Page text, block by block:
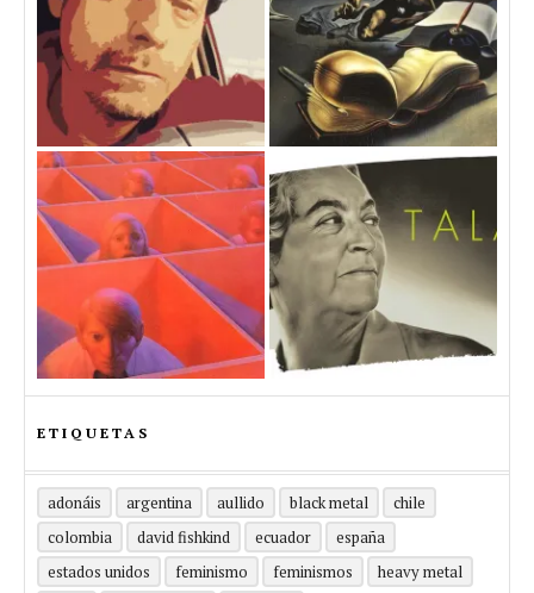
ETIQUETAS
adonáis argentina aullido black metal
chile
colombia
david fishkind ecuador
españa
estados unidos
feminismo feminismos
heavy metal